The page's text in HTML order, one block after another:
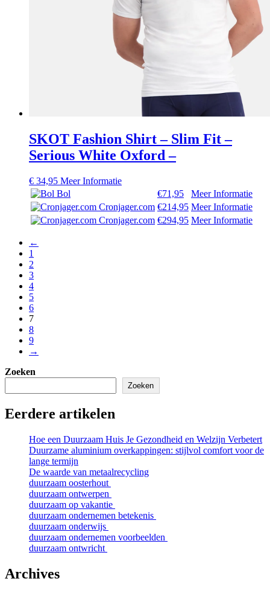
SKOT Fashion Shirt – Slim Fit –
Serious White Oxford –
€ 34,95 Meer Informatie
Bol
€71,95
Meer Informatie
Cronjager.com €214,95 Meer Informatie
Cronjager.com €294,95 Meer Informatie
←
1
2
3
4
5
6
7
8
9
→
Zoeken
Zoeken
Eerdere artikelen
Hoe een Duurzaam Huis Je Gezondheid en Welzijn Verbetert
Duurzame aluminium overkappingen: stijlvol comfort voor de
lange termijn
De waarde van metaalrecycling
duurzaam oosterhout
duurzaam ontwerpen
duurzaam op vakantie
duurzaam ondernemen betekenis
duurzaam onderwijs
duurzaam ondernemen voorbeelden
duurzaam ontwricht
Archives